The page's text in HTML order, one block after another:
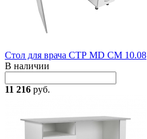
Стол для врача СТР MD CM 10.08
В наличии
11 216 руб.